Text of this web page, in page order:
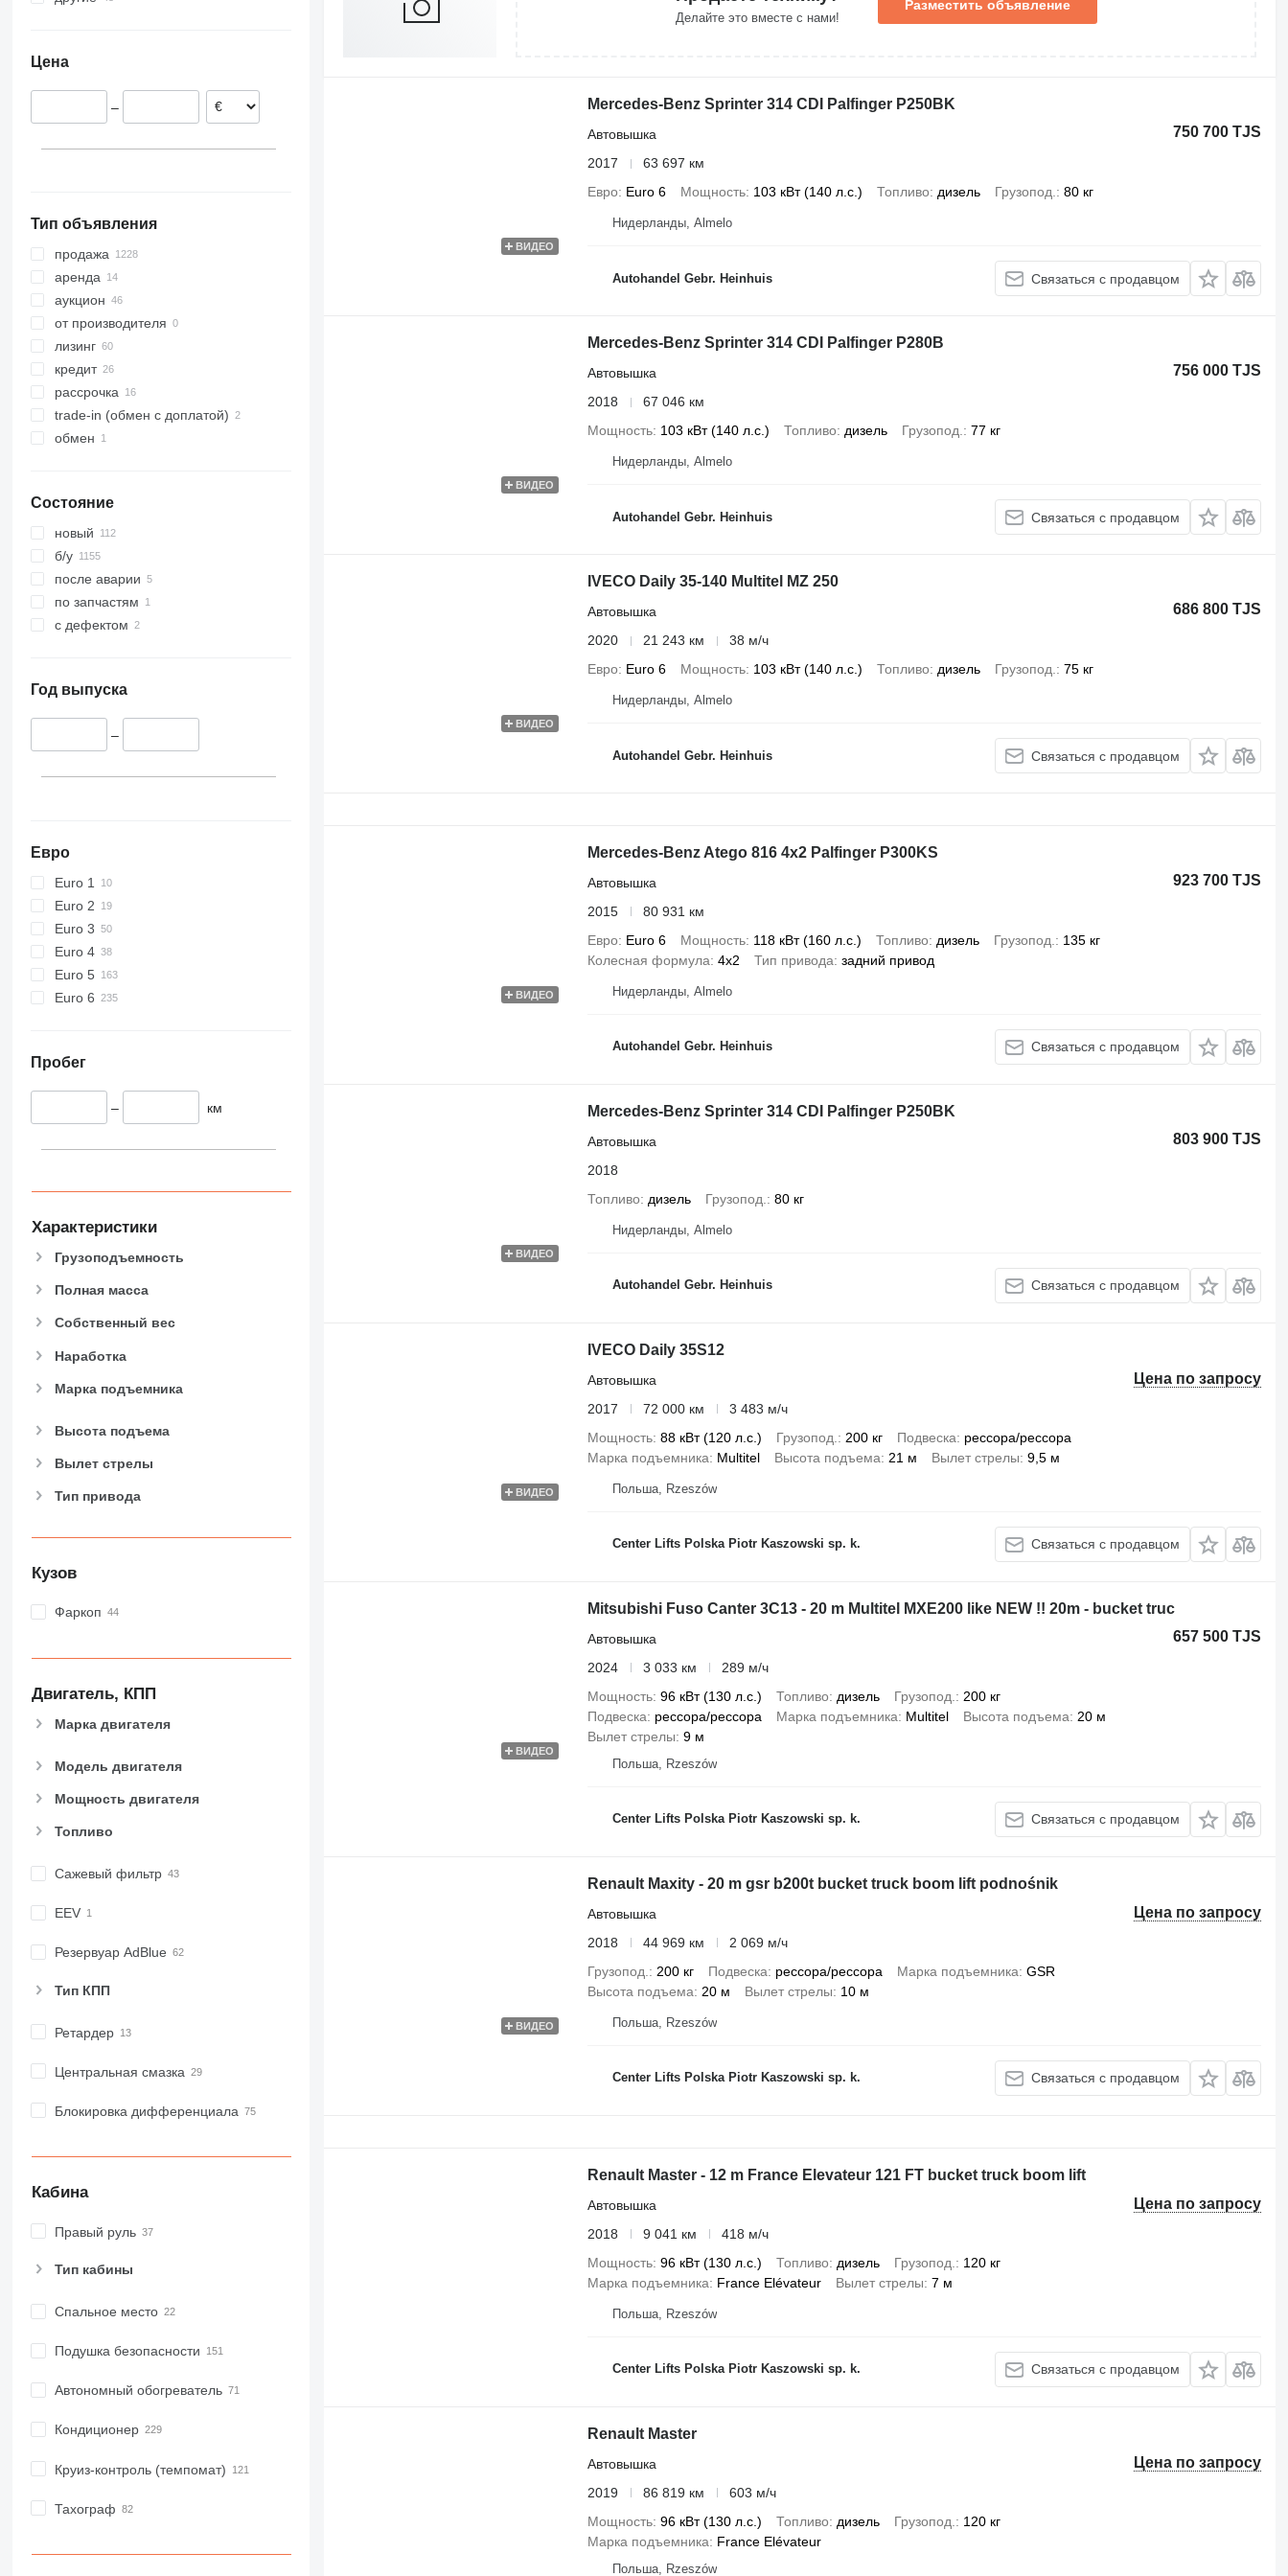
Испания
Румыния
Грузия
Турция
Цена
–
Тип объявления
продажа
аренда
аукцион
от производителя
лизинг
кредит
рассрочка
trade-in (обмен с доплатой)
обмен
Состояние
новый
б/у
после аварии
по запчастям
с дефектом
Год выпуска
–
Евро
Euro 1
Euro 2
Euro 3
Euro 4
Euro 5
Euro 6
Пробег
– км
Характеристики
Грузоподъемность
Полная масса
Собственный вес
Наработка
Марка подъемника
Высота подъема
Вылет стрелы
Тип привода
Кузов
Фаркоп
Двигатель, КПП
Марка двигателя
Модель двигателя
Мощность двигателя
Топливо
Сажевый фильтр
EEV
Резервуар AdBlue
Тип КПП
Ретардер
Центральная смазка
Блокировка дифференциала
Кабина
Правый руль
Тип кабины
Спальное место
Подушка безопасности
Автономный обогреватель
Кондиционер
Круиз-контроль (темпомат)
Тахограф
Делайте это вместе с нами!
Разместить объявление
ВИДЕО
Mercedes-Benz Sprinter 314 CDI Palfinger P250BK
750 700 TJS
Автовышка
2017
63 697 км
Евро
Euro 6 Мощность 103 кВт (140 л.с.) Топливо дизель Грузопод. 80 кг
Нидерланды, Almelo
Autohandel Gebr. Heinhuis Связаться с продавцом
ВИДЕО
Mercedes-Benz Sprinter 314 CDI Palfinger P280B
756 000 TJS
Автовышка
2018
67 046 км
Мощность 103 кВт (140 л.с.) Топливо дизель Грузопод. 77 кг
Нидерланды, Almelo
Autohandel Gebr. Heinhuis Связаться с продавцом
ВИДЕО
IVECO Daily 35-140 Multitel MZ 250
686 800 TJS
Автовышка
2020
21 243 км
38 м/ч
Евро
Euro 6 Мощность 103 кВт (140 л.с.) Топливо дизель Грузопод. 75 кг
Нидерланды, Almelo
Autohandel Gebr. Heinhuis Связаться с продавцом
ВИДЕО
Mercedes-Benz Atego 816 4x2 Palfinger P300KS
923 700 TJS
Автовышка
2015
80 931 км
Евро
Euro 6 Мощность 118 кВт (160 л.с.) Топливо дизель Грузопод.
135 кг
Колесная формула 4x2 Тип привода задний привод
Нидерланды, Almelo
Autohandel Gebr. Heinhuis Связаться с продавцом
ВИДЕО
Mercedes-Benz Sprinter 314 CDI Palfinger P250BK
803 900 TJS
Автовышка
2018
Топливо
дизель Грузопод. 80 кг
Нидерланды, Almelo
Autohandel Gebr. Heinhuis Связаться с продавцом
ВИДЕО
IVECO Daily 35S12
Цена по запросу
Автовышка
2017
72 000 км
3 483 м/ч
Мощность 88 кВт (120 л.с.) Грузопод. 200 кг Подвеска
рессора/рессора
Марка подъемника
Multitel Высота подъема 21 м Вылет стрелы 9,5 м
Польша, Rzeszów
Center Lifts Polska Piotr Kaszowski sp. k. Связаться с продавцом
ВИДЕО
Mitsubishi Fuso Canter 3C13 - 20 m Multitel MXE200 like NEW !! 20m - bucket truc
657 500 TJS
Автовышка
2024
3 033 км
289 м/ч
Мощность 96 кВт (130 л.с.) Топливо дизель Грузопод.
200 кг
Подвеска
рессора/рессора Марка подъемника Multitel Высота подъема
20 м
Вылет стрелы 9 м
Польша, Rzeszów
Center Lifts Polska Piotr Kaszowski sp. k. Связаться с продавцом
ВИДЕО
Renault Maxity - 20 m gsr b200t bucket truck boom lift podnośnik
Цена по запросу
Автовышка
2018
44 969 км
2 069 м/ч
Грузопод.
200 кг Подвеска рессора/рессора Марка подъемника GSR
Высота подъема
20 м Вылет стрелы 10 м
Польша, Rzeszów
Center Lifts Polska Piotr Kaszowski sp. k. Связаться с продавцом
Renault Master - 12 m France Elevateur 121 FT bucket truck boom lift
Цена по запросу
Автовышка
2018
9 041 км
418 м/ч
Мощность 96 кВт (130 л.с.) Топливо дизель Грузопод.
120 кг
Марка подъемника
France Elévateur Вылет стрелы 7 м
Польша, Rzeszów
Center Lifts Polska Piotr Kaszowski sp. k. Связаться с продавцом
Renault Master
Цена по запросу
Автовышка
2019
86 819 км
603 м/ч
Мощность 96 кВт (130 л.с.) Топливо дизель Грузопод.
120 кг
Марка подъемника
France Elévateur
Польша, Rzeszów